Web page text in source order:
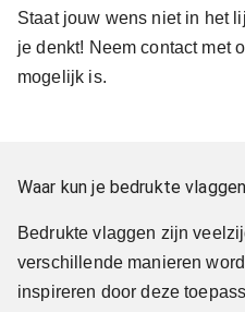
Staat jouw wens niet in het
je denkt! Neem contact met
mogelijk is.
Waar kun je bedrukte
Bedrukte vlaggen zijn
verschillende manieren
inspireren door deze